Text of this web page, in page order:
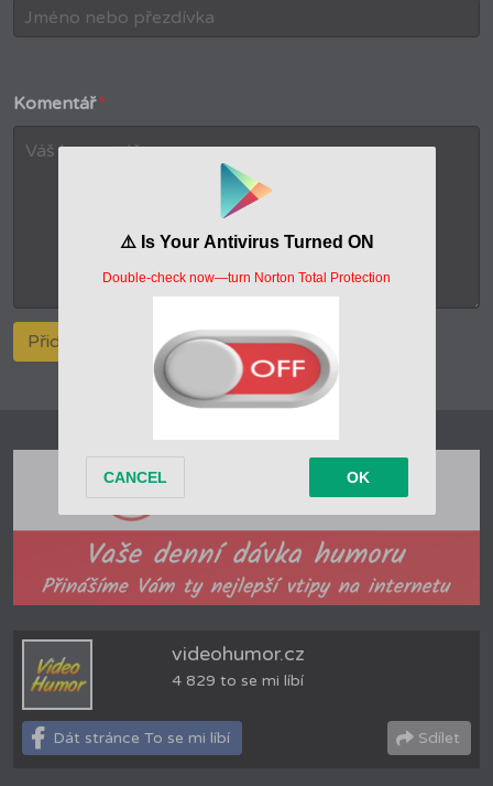
Komentář*
videohumor.cz
4 829 to se mi líbí
Dát stránce To se mi líbí Sdílet